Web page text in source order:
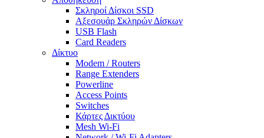
Σκληροί Δίσκοι SSD
Αξεσουάρ Σκληρών Δίσκων
USB Flash
Card Readers
Δίκτυο
Modem / Routers
Range Extenders
Powerline
Access Points
Switches
Κάρτες Δικτύου
Mesh Wi-Fi